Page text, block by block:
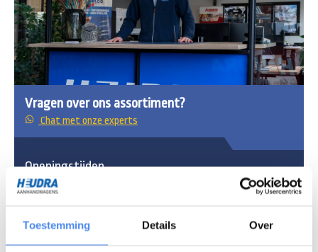
Toestemming Details Over
Vragen over ons assortiment?
Chat met onze experts
Openingstijden
Maandag - vrijdag
7:30 - 16:30 uur